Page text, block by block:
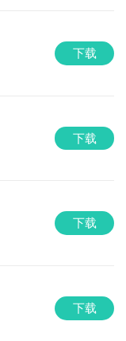
下载
下载
下载
下载